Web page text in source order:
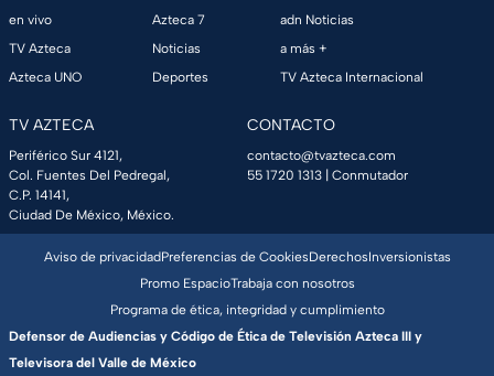
en vivo
TV Azteca
Azteca UNO
Azteca 7
Noticias
Deportes
adn Noticias
a más +
TV Azteca Internacional
TV AZTECA
Periférico Sur 4121,
Col. Fuentes Del Pedregal,
C.P. 14141,
Ciudad De México, México.
CONTACTO
contacto@tvazteca.com
55 1720 1313 | Conmutador
Aviso de privacidadPreferencias de CookiesDerechosInversionistas
Promo EspacioTrabaja con nosotros
Programa de ética, integridad y cumplimiento
Defensor de Audiencias y Código de Ética de Televisión Azteca III y
Televisora del Valle de México